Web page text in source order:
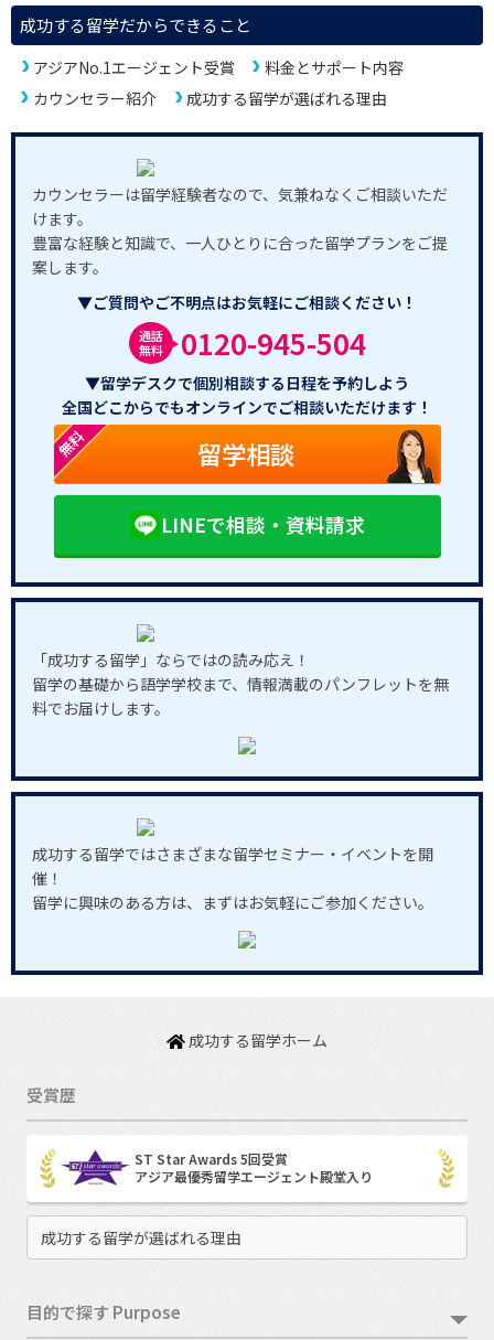
成功する留学だからできること
アジアNo.1エージェント受賞
料金とサポート内容
カウンセラー紹介
成功する留学が選ばれる理由
カウンセラーは留学経験者なので、気兼ねなくご相談いただ
けます。
豊富な経験と知識で、一人ひとりに合った留学プランをご提
案します。
▼ご質問やご不明点はお気軽にご相談ください！
通話
無料
0120-945-504
▼留学デスクで個別相談する日程を予約しよう
全国どこからでもオンラインでご相談いただけます！
無料 留学相談
LINEで相談・資料請求
「成功する留学」ならではの読み応え！
留学の基礎から語学学校まで、情報満載のパンフレットを無
料でお届けします。
成功する留学ではさまざまな留学セミナー・イベントを開
催！
留学に興味のある方は、まずはお気軽にご参加ください。
成功する留学ホーム
受賞歴
ST Star Awards 5回受賞
アジア最優秀留学エージェント殿堂入り
成功する留学が選ばれる理由
目的で探す Purpose